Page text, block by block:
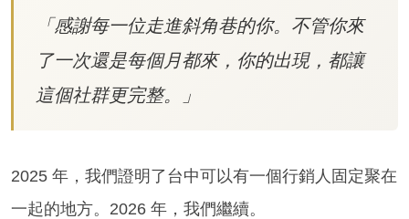
「感謝每一位走進斜角巷的你。不管你來
了一次還是每個月都來，你的出現，都讓
這個社群更完整。」
2025 年，我們證明了台中可以有一個行銷人固定聚在
一起的地方。2026 年，我們繼續。